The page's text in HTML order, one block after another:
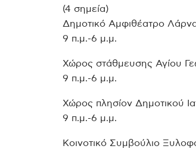
(4 σημεία)
Δημοτικό Αμφιθέατρο
9 π.μ.-6 μ.μ.
Χώρος στάθμευσης Αγίου
9 π.μ.-6 μ.μ.
Χώρος πλησίον Δημοτικού
9 π.μ.-6 μ.μ.
Κοινοτικό Συμβούλιο